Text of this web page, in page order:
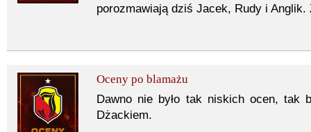
porozmawiają dziś Jacek, Rudy i Anglik.
Oceny po blamażu
Dawno nie było tak niskich ocen, tak
Dżackiem.